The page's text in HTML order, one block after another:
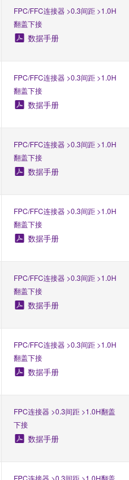
FPC/FFC连接器 >0.3间距 >1.0H
翻盖下接
数据手册
FPC/FFC连接器 >0.3间距 >1.0H
翻盖下接
数据手册
FPC/FFC连接器 >0.3间距 >1.0H
翻盖下接
数据手册
FPC/FFC连接器 >0.3间距 >1.0H
翻盖下接
数据手册
FPC/FFC连接器 >0.3间距 >1.0H
翻盖下接
数据手册
FPC/FFC连接器 >0.3间距 >1.0H
翻盖下接
数据手册
FPC连接器 >0.3间距 >1.0H翻盖
下接
数据手册
FPC连接器 >0.3间距 >1.0H翻盖